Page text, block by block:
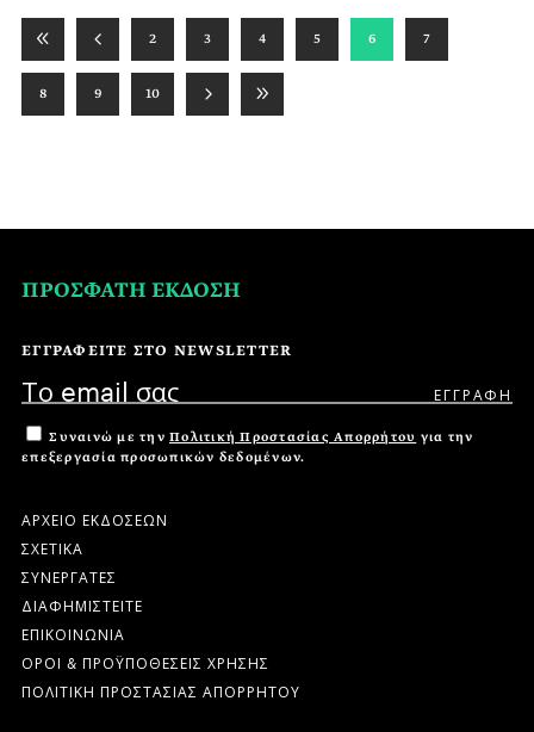
2 3 4 5 6 7
8 9 10
ΠΡΟΣΦΑΤΗ ΕΚΔΟΣΗ
ΕΓΓΡΑΦΕΙΤΕ ΣΤΟ NEWSLETTER
Συναινώ με την Πολιτική Προστασίας Απορρήτου για την
επεξεργασία προσωπικών δεδομένων.
ΑΡΧΕΙΟ ΕΚΔΟΣΕΩΝ
ΣΧΕΤΙΚΑ
ΣΥΝΕΡΓΑΤΕΣ
ΔΙΑΦΗΜΙΣΤΕΙΤΕ
ΕΠΙΚΟΙΝΩΝΙΑ
ΟΡΟΙ & ΠΡΟΫΠΟΘΕΣΕΙΣ ΧΡΗΣΗΣ
ΠΟΛΙΤΙΚΗ ΠΡΟΣΤΑΣΙΑΣ ΑΠΟΡΡΗΤΟΥ